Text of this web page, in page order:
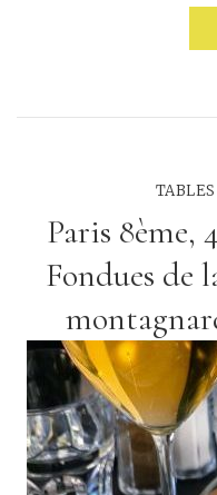
Paris 8ème,
Fondues de